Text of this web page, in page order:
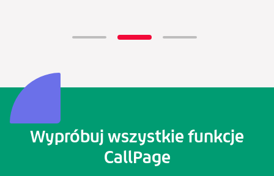
Wypróbuj wszystkie funkcje
CallPage